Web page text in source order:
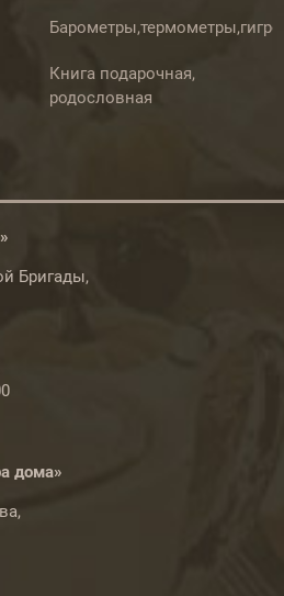
Книга подарочная,
родословная
Бригады,
дома»